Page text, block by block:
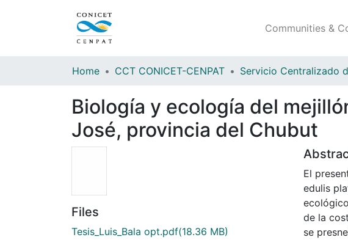
Communities &
Home CCT CONICET-CENPAT
Biología y ecología del
José, provincia del Chubut
Files
Tesis_Luis_Bala opt.pdf(18.36 MB)
El
edulis
de la
se